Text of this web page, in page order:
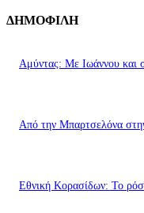
ΔΗΜΟΦΙΛΗ
Αμύντας: Με Ιωάννου και
Από την Μπαρτσελόνα
Εθνική Κορασίδων: Το